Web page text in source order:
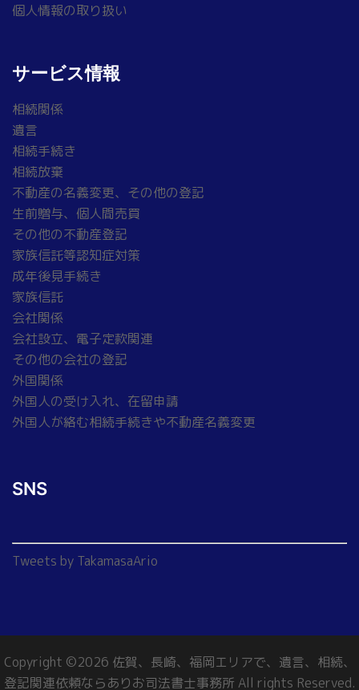
個人情報の取り扱い
サービス情報
相続関係
遺言
相続手続き
相続放棄
不動産の名義変更、その他の登記
生前贈与、個人間売買
その他の不動産登記
家族信託等認知症対策
成年後見手続き
家族信託
会社関係
会社設立、電子定款関連
その他の会社の登記
外国関係
外国人の受け入れ、在留申請
外国人が絡む相続手続きや不動産名義変更
SNS
Tweets by TakamasaArio
Copyright ©2026 佐賀、長崎、福岡エリアで、遺言、相続、
登記関連依頼ならありお司法書士事務所 All rights Reserved.